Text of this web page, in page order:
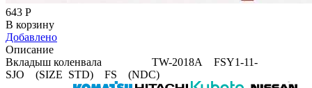
643 Р
В корзину
Добавлено
Описание
Вкладыш коленвала TW-2018A FSY1-11-
SJO (SIZE STD) FS (NDC)